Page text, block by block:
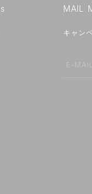
MAIL
キャン
E-